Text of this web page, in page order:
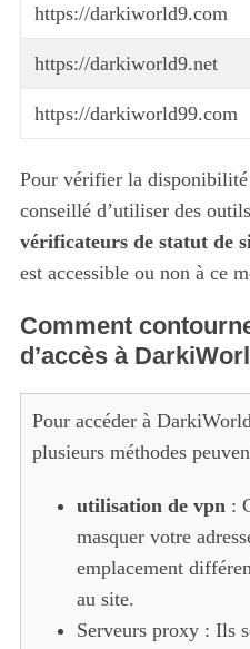
https://darkiworld9.com
https://darkiworld9.net
https://darkiworld99.com
Pour vérifier la disponibilité
conseillé d’utiliser des
vérificateurs de statut de
est accessible ou non à ce
Comment
d’accès à
Pour accéder à
plusieurs méthodes
utilisation de vpn:
masquer votre
emplacement
au site.
Serveurs proxy : Ils